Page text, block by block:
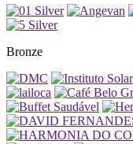
Bronze